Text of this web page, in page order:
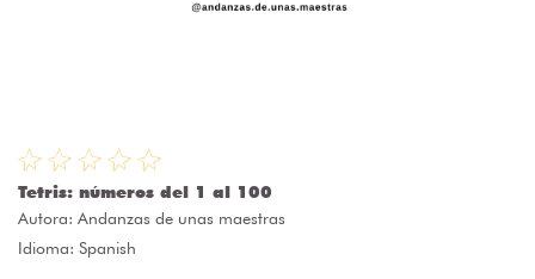
Tetris: números del 1 al 100
Autora: Andanzas de unas maestras
Idioma: Spanish